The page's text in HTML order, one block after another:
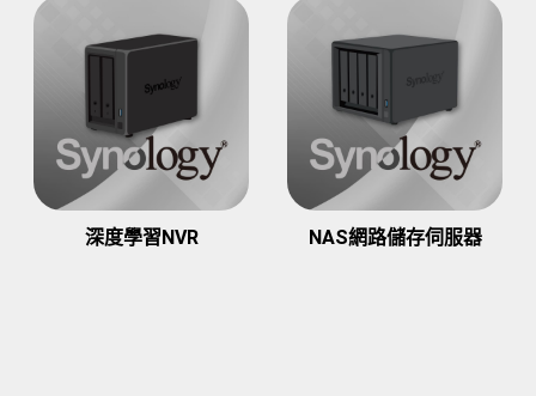
深度學習NVR NAS網路儲存伺服器